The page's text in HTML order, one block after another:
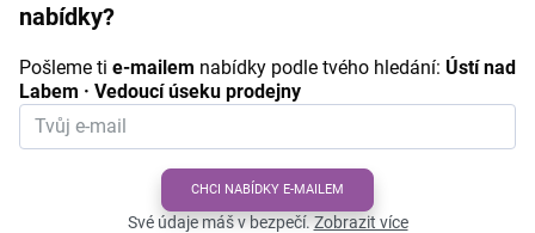
nabídky?
Pošleme ti e-mailem nabídky podle tvého hledání: Ústí nad
Labem · Vedoucí úseku prodejny
CHCI NABÍDKY E-MAILEM
Své údaje máš v bezpečí.Zobrazit více